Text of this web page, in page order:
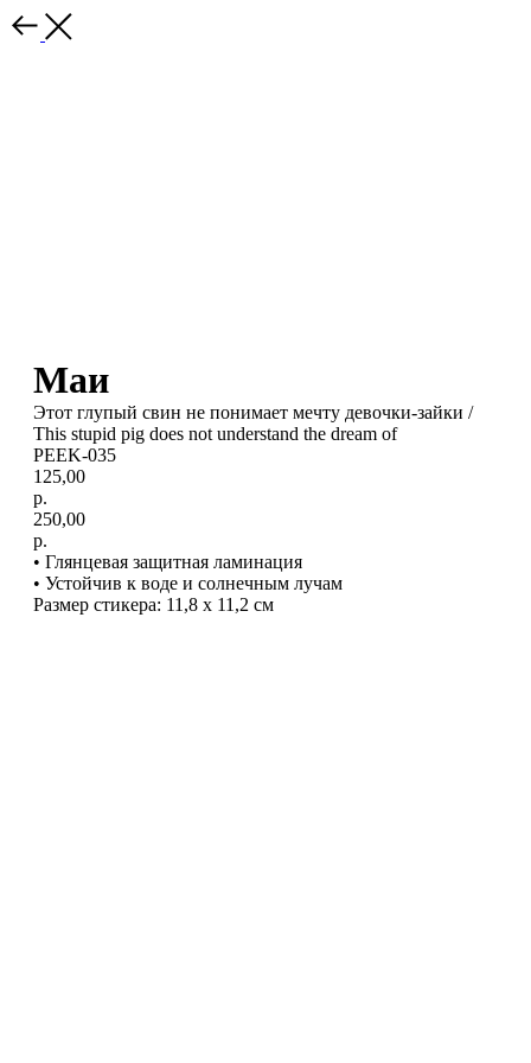
Маи
Этот глупый свин не понимает мечту девочки-зайки /
This stupid pig does not understand the dream of
PEEK-035
125,00
р.
250,00
р.
• Глянцевая защитная ламинация
• Устойчив к воде и солнечным лучам
Размер стикера: 11,8 х 11,2 см